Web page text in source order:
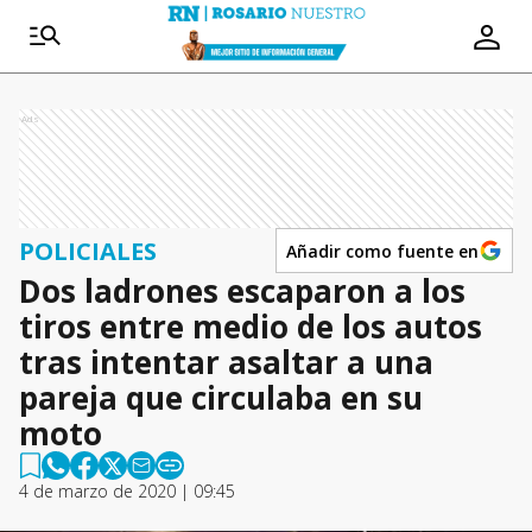
Ads
POLICIALES Añadir como fuente en
Dos ladrones escaparon a los
tiros entre medio de los autos
tras intentar asaltar a una
pareja que circulaba en su
moto
4 de marzo de 2020 | 09:45